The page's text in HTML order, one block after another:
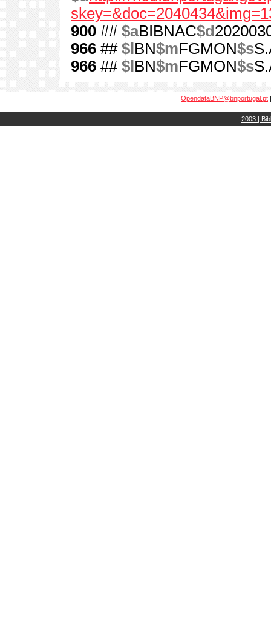
900 ## $aBIBNAC$d
966 ## $l BN$mFGMON$s
966 ## $l BN$mFGMON$s
OpendataBNP@bnportugal.pt
2003 |